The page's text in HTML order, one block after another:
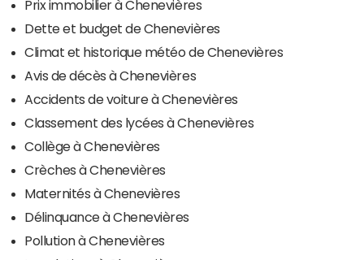
Prix immobilier à Chenevières
Dette et budget de Chenevières
Climat et historique météo de Chenevières
Avis de décès à Chenevières
Accidents de voiture à Chenevières
Classement des lycées à Chenevières
Collège à Chenevières
Crèches à Chenevières
Maternités à Chenevières
Délinquance à Chenevières
Pollution à Chenevières